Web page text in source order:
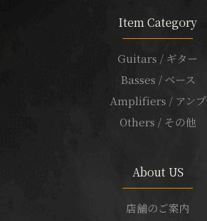
Item Category
Guitars / ギター
Basses / ベース
Amplifiers / アンプ
Others / その他
About US
店舗のご案内